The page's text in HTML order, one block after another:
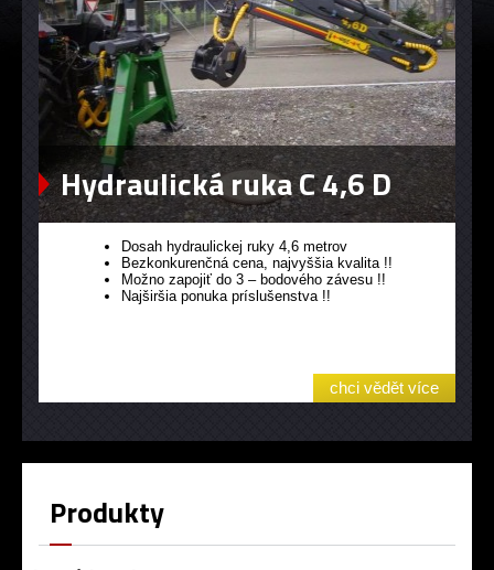
Hydraulická ruka C 4,6 D
Dosah hydraulickej ruky 4,6 metrov
Bezkonkurenčná cena, najvyššia kvalita !!
Možno zapojiť do 3 – bodového závesu !!
Najširšia ponuka príslušenstva !!
chci vědět více
Produkty